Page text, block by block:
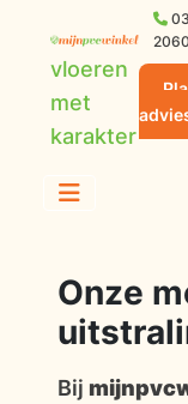
vloeren
met
karakter
Onze
Bij